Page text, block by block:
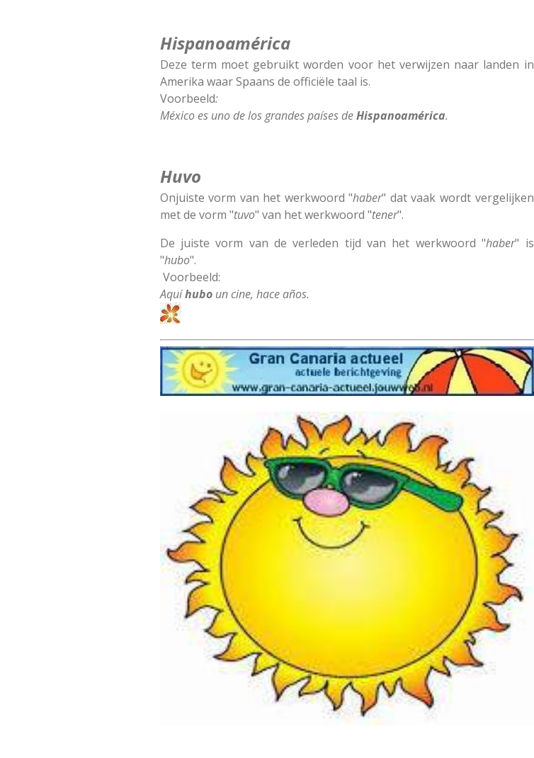
Hispanoamérica
Deze term moet gebruikt worden voor het verwijzen naar landen in
Amerika waar Spaans de officiële taal is.
Voorbeeld:
México es uno de los grandes países deHispanoamérica.
Huvo
Onjuiste vorm van het werkwoord "haber" dat vaak wordt vergelijken
met de vorm "tuvo" van het werkwoord "tener".
De juiste vorm van de verleden tijd van het werkwoord "haber" is
"hubo".
Voorbeeld:
Aquíhuboun cine, hace años.